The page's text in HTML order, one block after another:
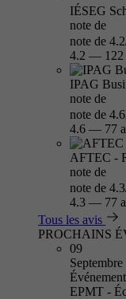
IÉSEG
note de
note de
4.2 —
IPAG
note de
note de
4.6 — 77
AFTEC -
note de
note de
4.3 — 77
Tous les avis
PROCHAINS
09
Septembre
Événement
EPMT -